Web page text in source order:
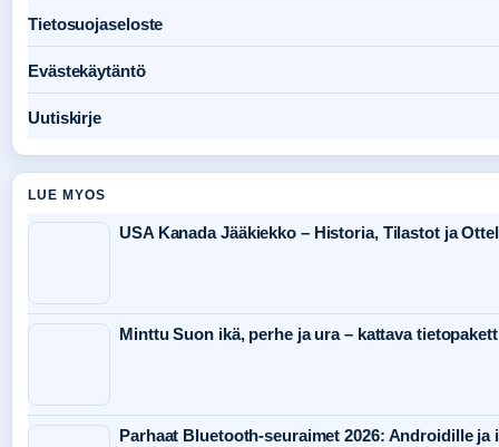
Tietosuojaseloste
Evästekäytäntö
Uutiskirje
LUE MYOS
USA Kanada Jääkiekko – Historia, Tilastot ja
Minttu Suon ikä, perhe ja ura – kattava
Parhaat Bluetooth-seuraimet 2026: Androidille ja